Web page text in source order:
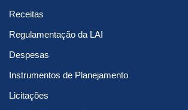
Receitas
Regulamentação da LAI
Despesas
Instrumentos de Planejamento
Licitações